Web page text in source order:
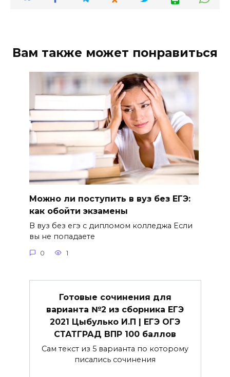
Вам также может понравиться
Можно ли поступить в вуз без ЕГЭ:
как обойти экзамены
В вуз без егэ с дипломом колледжа Если
вы не попадаете
0 1
Готовые сочинения для
варианта №2 из сборника ЕГЭ
2021 Цыбулько И.П | ЕГЭ ОГЭ
СТАТГРАД ВПР 100 баллов
Сам текст из 5 варианта по которому
писались сочинения